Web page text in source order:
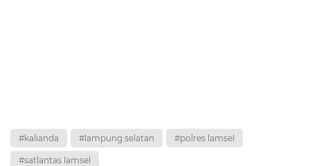
#kalianda #lampung selatan #polres lamsel
#satlantas lamsel